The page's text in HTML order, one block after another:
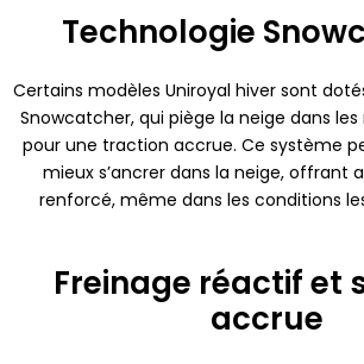
Technologie
Certains modèles Uniroyal hiver sont
Snowcatcher, qui piège la neige dans
pour une traction accrue. Ce système
mieux s’ancrer dans la neige, offrant
renforcé, même dans les conditions
Freinage réactif et
accrue